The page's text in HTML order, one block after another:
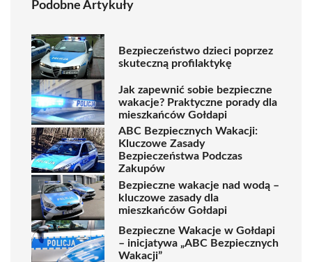
Podobne Artykuły
Bezpieczeństwo dzieci poprzez
skuteczną profilaktykę
Jak zapewnić sobie bezpieczne
wakacje? Praktyczne porady dla
mieszkańców Gołdapi
ABC Bezpiecznych Wakacji:
Kluczowe Zasady
Bezpieczeństwa Podczas
Zakupów
Bezpieczne wakacje nad wodą –
kluczowe zasady dla
mieszkańców Gołdapi
Bezpieczne Wakacje w Gołdapi
– inicjatywa „ABC Bezpiecznych
Wakacji”